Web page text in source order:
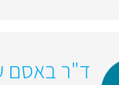
ד"ר באסם